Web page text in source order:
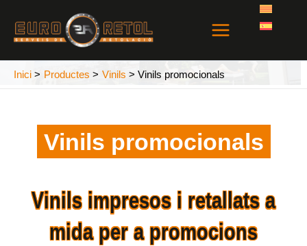
contingut
Menu
Inici Productes Vinils Vinils promocionals
Vinils promocionals
Vinils impresos i retallats a
mida per a promocions